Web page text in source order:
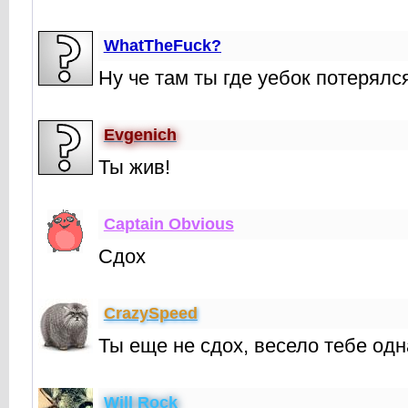
WhatTheFuck?
Ну че там ты где уебок
Evgenich
Ты жив!
Captain Obvious
Сдох
CrаzySpeed
Ты еще не сдох, весело тебе
Will Rock